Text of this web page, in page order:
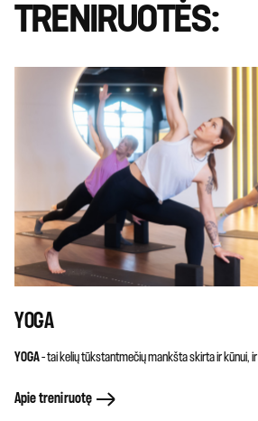
TRENIRUOTĖS:
YOGA
YOGA– tai kelių tūkstantmečių mankšta skirta ir kūnui, ir
Apie treniruotę